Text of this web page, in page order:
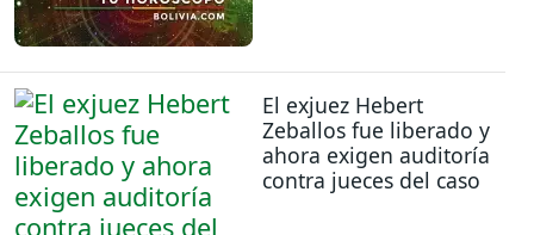
El exjuez Hebert
Zeballos fue liberado y
ahora exigen auditoría
contra jueces del caso